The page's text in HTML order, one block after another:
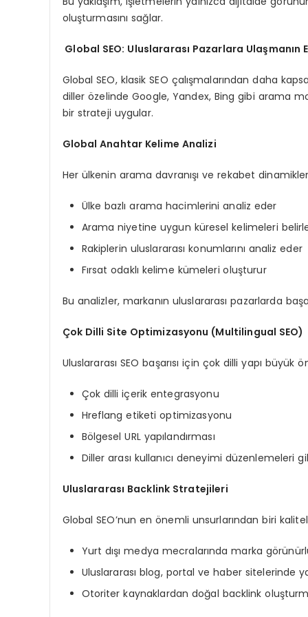
oluşturmasını sağlar.
Global SEO: Uluslararası Pazarlara Ulaşmanın
Global SEO, klasik SEO çalışmalarından daha
diller özelinde Google, Yandex, Bing gibi arama
bir strateji uygular.
Global Anahtar Kelime Analizi
Her ülkenin arama davranışı ve rekabet dinamikleri
Ülke bazlı arama hacimlerini analiz eder
Arama niyetine uygun küresel kelimeleri
Rakiplerin uluslararası konumlarını analiz eder
Fırsat odaklı kelime kümeleri oluşturur
Bu analizler, markanın uluslararası pazarlarda
Çok Dilli Site Optimizasyonu (Multilingual SEO)
Uluslararası SEO başarısı için çok dilli yapı büyük
Çok dilli içerik entegrasyonu
Hreflang etiketi optimizasyonu
Bölgesel URL yapılandırması
Diller arası kullanıcı deneyimi düzenlemeleri
Uluslararası Backlink Stratejileri
Global SEO’nun en önemli unsurlarından biri kaliteli
Yurt dışı medya mecralarında marka
Uluslararası blog, portal ve haber sitelerinde
Otoriter kaynaklardan doğal backlink